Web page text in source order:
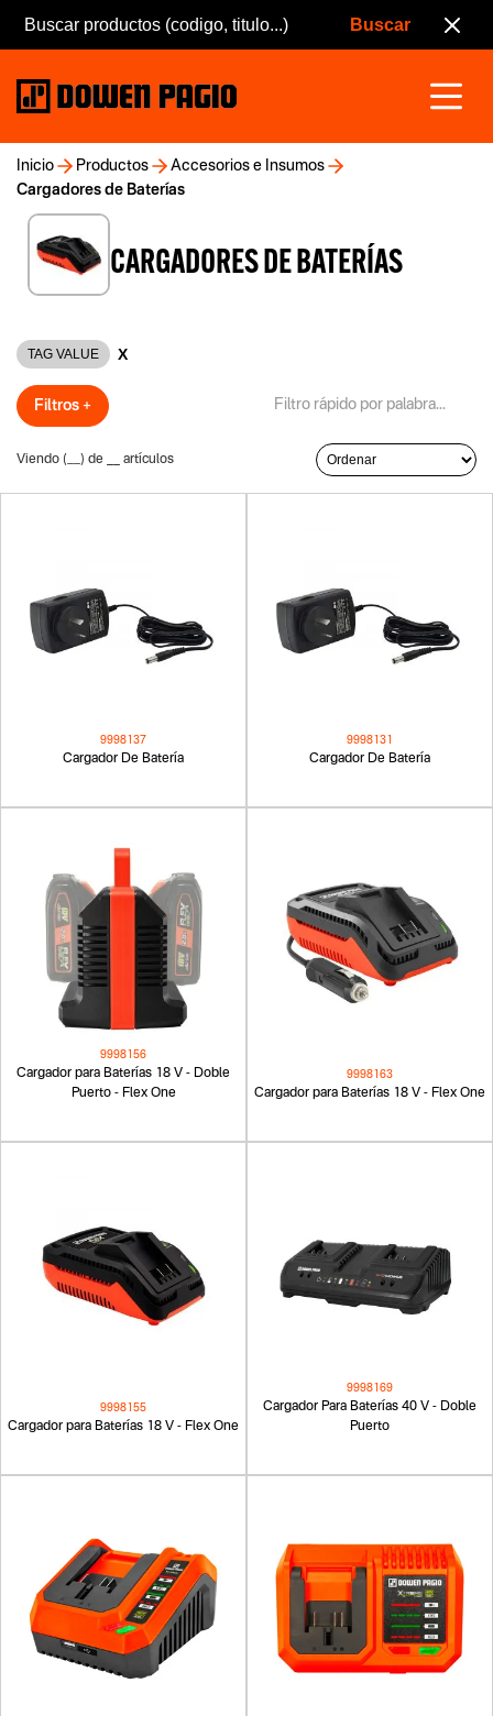
Inicio Productos
Accesorios e Insumos
Cargadores de Baterías
CARGADORES DE BATERÍAS
TAG VALUE X
Filtros +
Viendo ( ) de artículos
Cargador De Batería
9998137
Cargador De Batería
9998131
Cargador para Baterías 18 V - Doble
Puerto - Flex One
9998156
Cargador para Baterías 18 V - Flex One
9998163
Cargador para Baterías 18 V - Flex One
9998155
Cargador Para Baterías 40 V - Doble
Puerto
9998169